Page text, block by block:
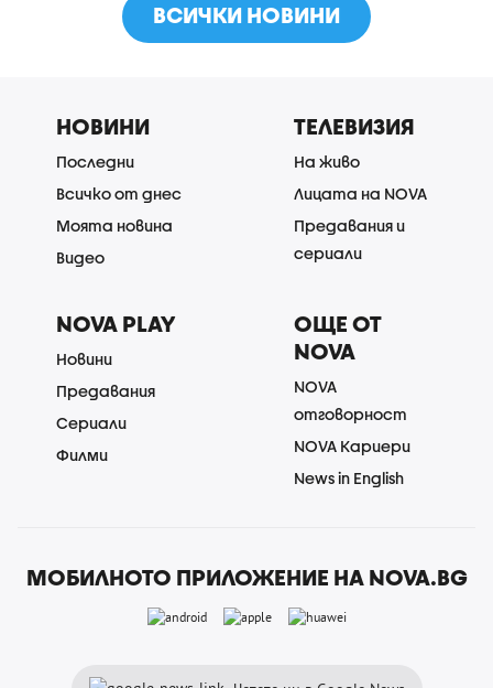
ВСИЧКИ НОВИНИ
НОВИНИ
Последни
Всичко от днес
Моята новина
Видео
ТЕЛЕВИЗИЯ
На живо
Лицата на NOVA
Предавания и
сериали
NOVA PLAY
Новини
Предавания
Сериали
Филми
ОЩЕ ОТ
NOVA
NOVA
отговорност
NOVA Кариери
News in English
МОБИЛНОТО ПРИЛОЖЕНИЕ НА NOVA.BG